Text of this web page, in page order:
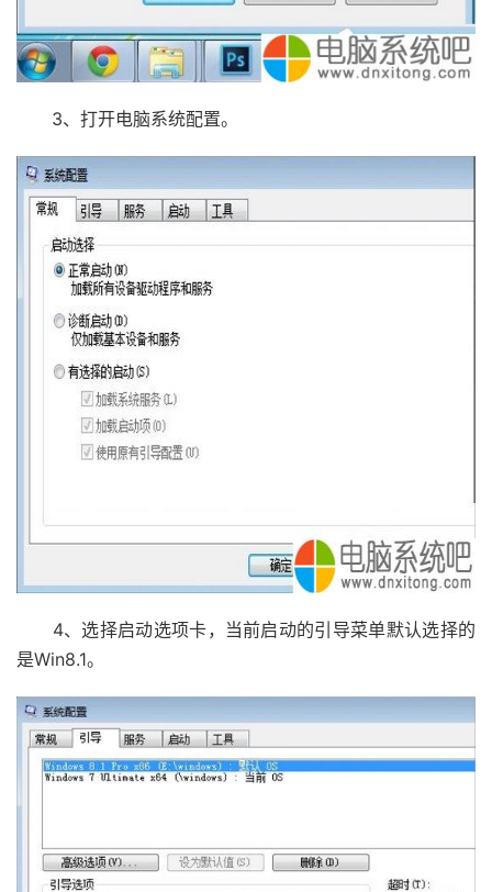
3、打开电脑系统配置。
4、选择启动选项卡，当前启动的引导菜单默认选择的
是Win8.1。